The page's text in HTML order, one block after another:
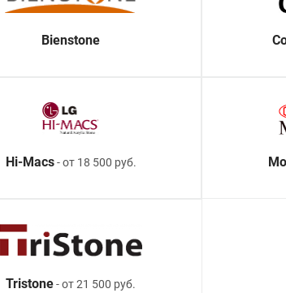
Bienstone
Hi-Macs- от 18 500 руб.
Tristone- от 21 500 руб.